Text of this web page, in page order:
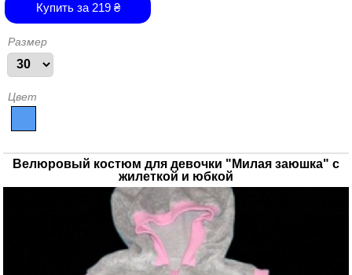
Купить за 219₴
Размер
Цвет
Велюровый костюм для девочки "Милая заюшка" с
жилеткой и юбкой